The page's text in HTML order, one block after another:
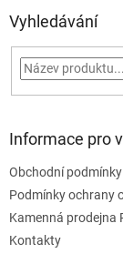
Vyhledávání
Informace pro
Obchodní podmínky
Podmínky ochrany
Kamenná prodejna
Kontakty